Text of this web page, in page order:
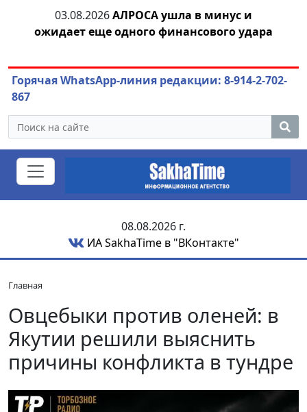
03.08.2026АЛРОСА ушла в минус и
ожидает еще одного финансового удара
Горячая WhatsApp-линия редакции: 8-914-2-702-
867
08.08.2026 г.
ИА SakhaTime в "ВКонтакте"
Главная
Овцебыки против оленей: в
Якутии решили выяснить
причины конфликта в тундре